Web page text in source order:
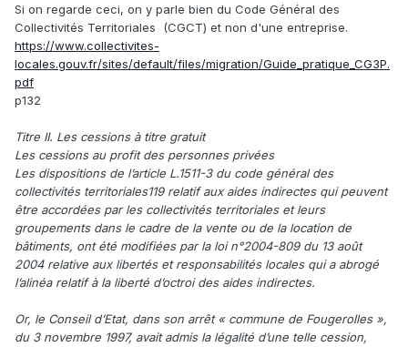
Si on regarde ceci, on y parle bien du Code Général des
Collectivités Territoriales (CGCT) et non d'une entreprise.
https://www.collectivites-
locales.gouv.fr/sites/default/files/migration/Guide_pratique_CG3P.
pdf
p132
Titre II. Les cessions à titre gratuit
Les cessions au profit des personnes privées
Les dispositions de l’article L.1511-3 du code général des
collectivités territoriales119 relatif aux aides indirectes qui peuvent
être accordées par les collectivités territoriales et leurs
groupements dans le cadre de la vente ou de la location de
bâtiments, ont été modifiées par la loi n°2004-809 du 13 août
2004 relative aux libertés et responsabilités locales qui a abrogé
l’alinéa relatif à la liberté d’octroi des aides indirectes.
Or, le Conseil d’Etat, dans son arrêt « commune de Fougerolles »,
du 3 novembre 1997, avait admis la légalité d’une telle cession,